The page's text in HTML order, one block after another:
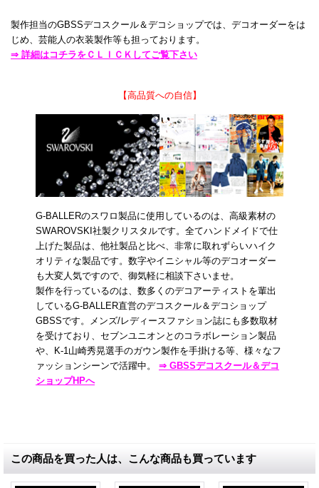
製作担当のGBSSデコスクール＆デコショップでは、デコオーダーをは
じめ、芸能人の衣装製作等も担っております。
⇒ 詳細はコチラをＣＬＩＣＫしてご覧下さい
【高品質への自信】
G-BALLERのスワロ製品に使用しているのは、高級素材の
SWAROVSKI社製クリスタルです。全てハンドメイドで仕
上げた製品は、他社製品と比べ、非常に取れずらいハイク
オリティな製品です。数字やイニシャル等のデコオーダー
も大変人気ですので、御気軽に相談下さいませ。
製作を行っているのは、数多くのデコアーティストを輩出
しているG-BALLER直営のデコスクール＆デコショップ
GBSSです。メンズ/レディースファション誌にも多数取材
を受けており、セブンユニオンとのコラボレーション製品
や、K-1山崎秀晃選手のガウン製作を手掛ける等、様々なフ
ァッションシーンで活躍中。 ⇒ GBSSデコスクール＆デコ
ショップHPへ
この商品を買った人は、こんな商品も買っています